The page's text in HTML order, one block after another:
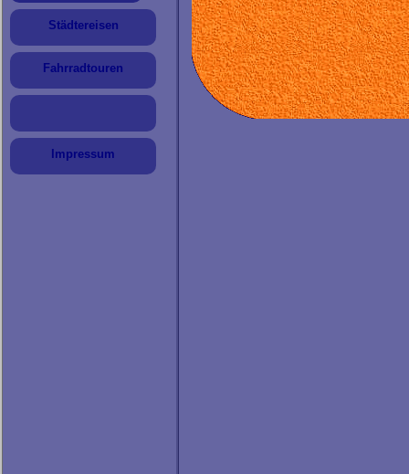
Städtereisen
Fahrradtouren
Impressum
Von der Aussichtsplattform hat
Potsdam.
Auf dieser Seite werden nur
es werden sicher Weitere